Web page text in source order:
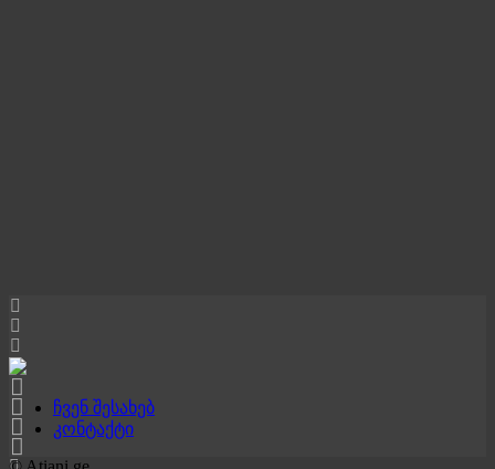
ჩვენ შესახებ
კონტაქტი